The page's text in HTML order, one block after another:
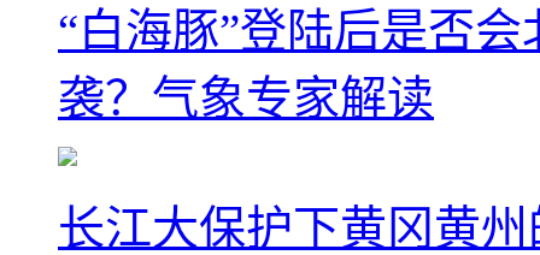
“白海豚”登陆后是否
袭？气象专家解读
长江大保护下黄冈黄